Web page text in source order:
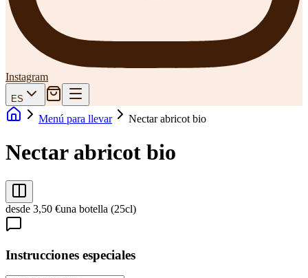
Instagram
ES
Menú para llevar Nectar abricot bio
Nectar abricot bio
desde 3,50 €una botella (25cl)
Instrucciones especiales